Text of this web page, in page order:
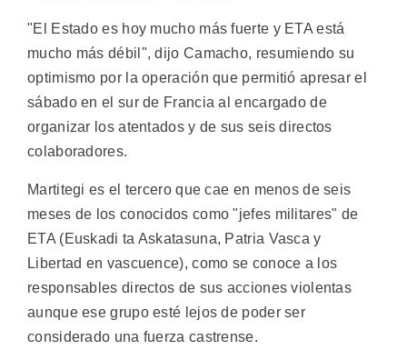
"El Estado es hoy mucho más fuerte y ETA está
mucho más débil", dijo Camacho, resumiendo su
optimismo por la operación que permitió apresar el
sábado en el sur de Francia al encargado de
organizar los atentados y de sus seis directos
colaboradores.
Martitegi es el tercero que cae en menos de seis
meses de los conocidos como "jefes militares" de
ETA (Euskadi ta Askatasuna, Patria Vasca y
Libertad en vascuence), como se conoce a los
responsables directos de sus acciones violentas
aunque ese grupo esté lejos de poder ser
considerado una fuerza castrense.